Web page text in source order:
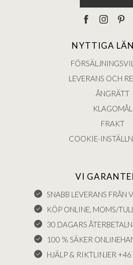
NYTTIGA
LEVERANS OCH
ÅNGRÄTT
KLAGOMÅL
FRAKT
COOKIE-
VI
SNABB LEVERANS FRÅN
KÖP ONLINE, MOMS/
30 DAGARS
100 % SÄKER
HJÄLP & RIKTLINJER